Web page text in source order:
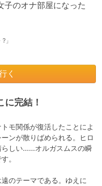
子のオナ部屋になった
」
く
完結！
モ関係が復活したことによ
ンが散りばめられる。ヒロ
らしい……オルガスムスの瞬
。
のテーマである。ゆえに